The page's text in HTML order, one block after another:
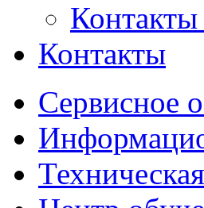
Контакты
Сервисное